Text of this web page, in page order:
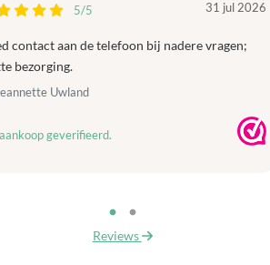
5/5 31 jul 2026
contact aan de telefoon bij nadere vragen;
bezorging.
Uwland
aankoop geverifieerd.
Reviews